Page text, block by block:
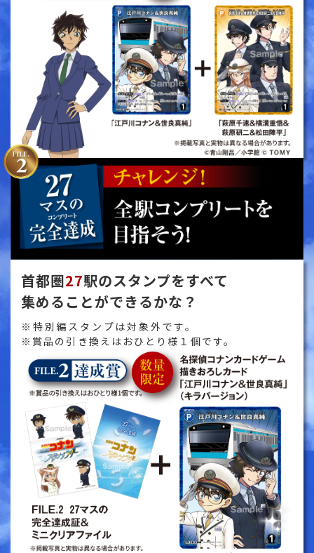
首都圏27駅のスタンプをすべて
集めることができるかな？
特別編スタンプは対象外です。
賞品の引き換えはおひとり様１個です。